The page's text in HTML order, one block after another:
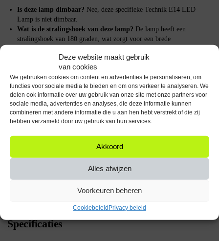
Deze website maakt gebruik
van cookies
We gebruiken cookies om content en advertenties te personaliseren, om
functies voor sociale media te bieden en om ons verkeer te analyseren. We
delen ook informatie over uw gebruik van onze site met onze partners voor
sociale media, advertenties en analyses, die deze informatie kunnen
combineren met andere informatie die u aan hen hebt verstrekt of die zij
hebben verzameld door uw gebruik van hun services.
Akkoord
Alles afwijzen
Voorkeuren beheren
CookiebeleidPrivacy beleid
Is deze lamp dimbaar? Nee, deze specifieke Technik E14 LED
Lamp is niet dimbaar.
Wat is de stralingshoek van deze lamp? De lamp heeft een
stralingshoek van 180 graden, wat zorgt voor een brede
Is deze lamp geschikt voor buitengebruik?Deze lamp is
voornamelijk ontworpen voor binnenshuis gebruik. Voor
buitengebruik raden we aan om een lamp te kiezen die specifiek
geschikt is voor buitenomstandigheden.
Belangrijke specificaties
Lichtopbrengst: 490 lumen
Kleurtemperatuur: 6000K (Daglicht Wit)
Vervangt: 45W halogeenlamp
Verlicht je huis op een energiezuinige en duurzame manier met de
Technik E14 LED Lamp!
Specificaties